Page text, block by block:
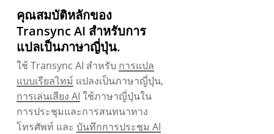
คุณสมบัติหลักของ
Transync AI สำหรับการ
แปลเป็นภาษาญี่ปุ่น.
ใช้ Transync AI สำหรับ การแปล
แบบเรียลไทม์ แปลงเป็นภาษาญี่ปุ่น,
การเล่นเสียง AI ใช้ภาษาญี่ปุ่นใน
การประชุมและการสนทนาทาง
โทรศัพท์ และบันทึกการประชุม AI